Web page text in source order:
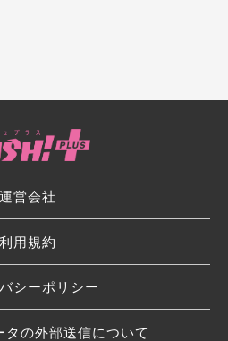
運営会社
利用規約
シーポリシー
タの外部送信について